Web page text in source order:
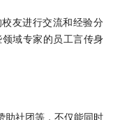
友进行交流和经验分
域专家的员工言传身
助社团等，不仅能同时